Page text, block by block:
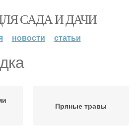
САДА И ДАЧИ
новости статьи
Пряные травы